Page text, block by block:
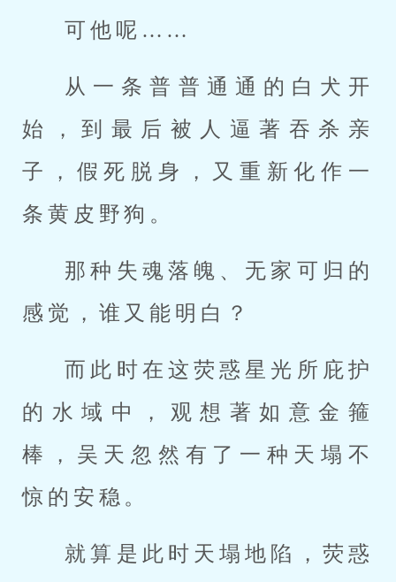
可他呢……
从一条普普通通的白犬开
始，到最后被人逼著吞杀亲
子，假死脱身，又重新化作一
条黄皮野狗。
那种失魂落魄、无家可归的
感觉，谁又能明白？
而此时在这荧惑星光所庇护
的水域中，观想著如意金箍
棒，吴天忽然有了一种天塌不
惊的安稳。
就算是此时天塌地陷，荧惑